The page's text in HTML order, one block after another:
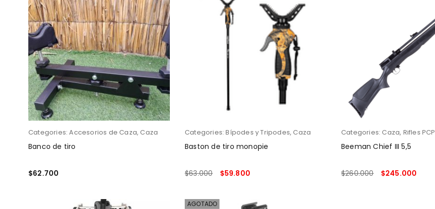
Categories:Accesorios de Caza, Caza
Banco de tiro
$62.700
Categories:Bípodes y Tripodes, Caza
Baston de tiro monopie
$63.000 $59.800
Categories: Caza, Rifles PCP
Beeman Chief III 5,5
$260.000 $245.000
AGOTADO